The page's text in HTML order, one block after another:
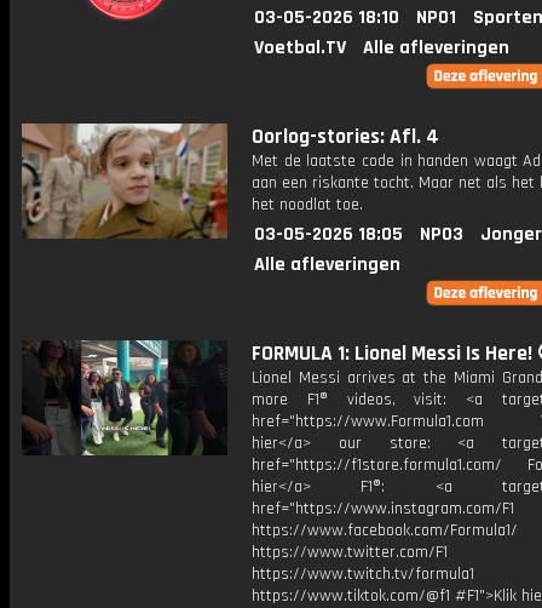
03-05-2026 18:10 NPO1
Voetbal.TV
Alle afleveringen
Oorlog-stories: Afl. 4
Met de laatste code in handen waagt
aan een riskante tocht. Maar net als het
het noodlot toe.
03-05-2026 18:05 NPO3
Alle afleveringen
FORMULA 1: Lionel Messi Is Here!
Lionel Messi arrives at the Miami
more F1® videos, visit: <a
href="https://www.Formula1.com
hier</a> our store: <a
href="https://f1store.formula1.com/
hier</a> F1®: <a
href="https://www.instagram.com/F1
https://www.facebook.com/Formula1/
https://www.twitter.com/F1
https://www.twitch.tv/formula1
https://www.tiktok.com/@f1 #F1">Klik